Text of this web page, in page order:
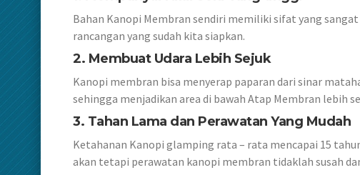
Bahan Kanopi Membran sendiri memiliki sifat yang
rancangan yang sudah kita siapkan.
2. Membuat Udara Lebih Sejuk
Kanopi membran bisa menyerap paparan dari sinar
sehingga menjadikan area di bawah Atap Membran lebih
3. Tahan Lama dan Perawatan Yang Mudah
Ketahanan Kanopi glamping rata – rata mencapai 15
akan tetapi perawatan kanopi membran tidaklah susah